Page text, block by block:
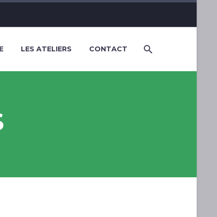
LES ATELIERS CONTACT